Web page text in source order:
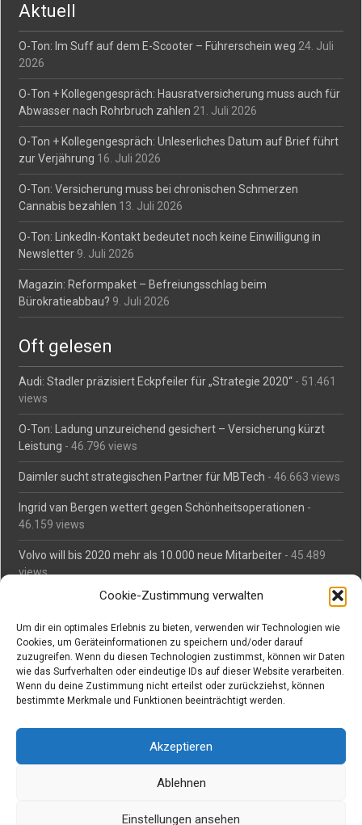
Cookie-Zustimmung verwalten
Um dir ein optimales Erlebnis zu bieten, verwenden wir Technologien wie
Cookies, um Geräteinformationen zu speichern und/oder darauf
zuzugreifen. Wenn du diesen Technologien zustimmst, können wir Daten
wie das Surfverhalten oder eindeutige IDs auf dieser Website verarbeiten.
Wenn du deine Zustimmung nicht erteilst oder zurückziehst, können
bestimmte Merkmale und Funktionen beeinträchtigt werden.
Akzeptieren
Ablehnen
Einstellungen ansehen
Aktuell
O-Ton: Im Suff auf dem E-Scooter – Führerschein weg 24. Juli
2026
O-Ton + Kollegengespräch: Hausratversicherung muss auch für
Abwasser nach Rohrbruch zahlen 21. Juli 2026
O-Ton + Kollegengespräch: Unleserliches Datum auf Brief führt
zur Verjährung 16. Juli 2026
O-Ton: Versicherung muss bei chronischen Schmerzen
Cannabis bezahlen 13. Juli 2026
O-Ton: LinkedIn-Kontakt bedeutet noch keine Einwilligung in
Newsletter 9. Juli 2026
Magazin: Reformpaket – Befreiungsschlag beim
Bürokratieabbau? 9. Juli 2026
Oft gelesen
Audi: Stadler präzisiert Eckpfeiler für „Strategie 2020“ - 51.461
views
O-Ton: Ladung unzureichend gesichert – Versicherung kürzt
Leistung - 46.796 views
Daimler sucht strategischen Partner für MBTech - 46.663 views
Ingrid van Bergen wettert gegen Schönheitsoperationen -
46.159 views
Volvo will bis 2020 mehr als 10.000 neue Mitarbeiter - 45.489
views
Mäßiges Interesse an Daimlers MBtech- 44.713 views
O-Ton: Wer muss Schaden für abgedriftete Silvesterraketen
zahlen? - 42.372 views
Kollegengespräch: Urteile zum Grillen- 42.063 views
Suchen bei Vorabs